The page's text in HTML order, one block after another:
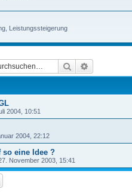
Leistungssteigerung
Suche
2004, 10:51
2004, 22:12
so eine Idee ?
November 2003, 15:41